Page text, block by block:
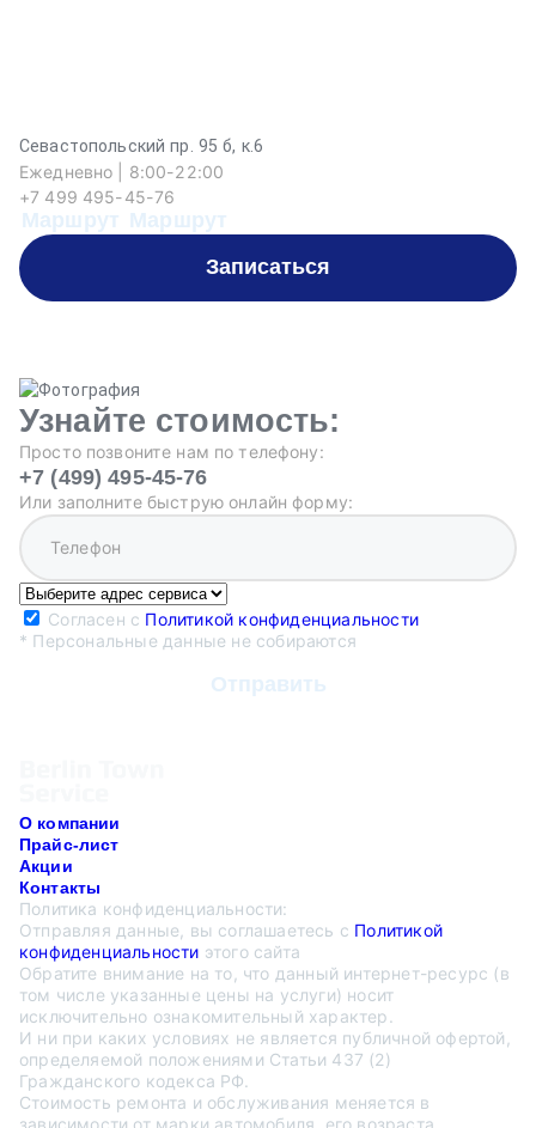
Севастопольский пр. 95 б, к.6
Ежедневно | 8:00-22:00
+7 499 495-45-76
Маршрут Маршрут
Записаться
Узнайте стоимость:
Просто позвоните нам по телефону:
+7 (499) 495-45-76
Или заполните быструю онлайн форму:
Согласен с Политикой конфиденциальности
* Персональные данные не собираются
О компании
Прайс-лист
Акции
Контакты
Политика конфиденциальности:
Отправляя данные, вы соглашаетесь с Политикой
конфиденциальности этого сайта
Обратите внимание на то, что данный интернет-ресурс (в
том числе указанные цены на услуги) носит
исключительно ознакомительный характер.
И ни при каких условиях не является публичной офертой,
определяемой положениями Статьи 437 (2)
Гражданского кодекса РФ.
Стоимость ремонта и обслуживания меняется в
зависимости от марки автомобиля, его возраста,